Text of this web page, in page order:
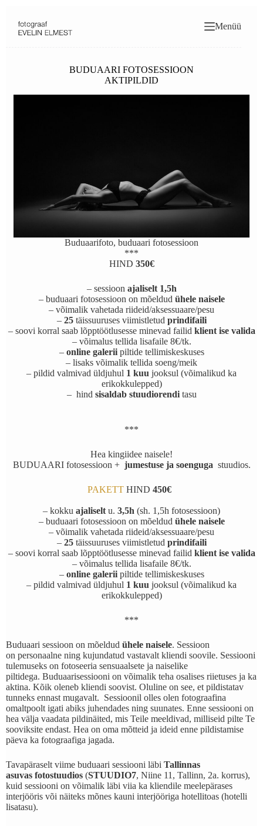
content
Menüü
BUDUAARI FOTOSESSIOON
AKTIPILDID
Buduaarifoto, buduaari fotosessioon
***
HIND 350€
– sessioon ajaliselt 1,5h
– buduaari fotosessioon on mõeldud ühele naisele
– võimalik vahetada riideid/aksessuaare/pesu
–25täissuuruses viimistletud prindifaili
– soovi korral saab lõpptöötlusesse minevad failid klient ise valida
– võimalus tellida lisafaile 8€/tk.
– online galeriipiltide tellimiskeskuses
– lisaks võimalik tellida soeng/meik
– pildid valmivad üldjuhul 1 kuu jooksul (võimalikud ka
erikokkulepped)
– hind sisaldab stuudiorenditasu
***
Hea kingiidee naisele!
BUDUAARI fotosessioon + jumestuse ja soenguga stuudios.
PAKETTHIND 450€
– kokku ajaliselt u. 3,5h (sh. 1,5h fotosessioon)
– buduaari fotosessioon on mõeldud ühele naisele
– võimalik vahetada riideid/aksessuaare/pesu
–25täissuuruses viimistletud prindifaili
– soovi korral saab lõpptöötlusesse minevad failid klient ise valida
– võimalus tellida lisafaile 8€/tk.
– online galeriipiltide tellimiskeskuses
– pildid valmivad üldjuhul 1 kuu jooksul (võimalikud ka
erikokkulepped)
***
Buduaari sessioon on mõeldud ühele naisele. Sessioon
on personaalne ning kujundatud vastavalt kliendi soovile. Sessiooni
tulemuseks on fotoseeria sensuaalsete ja naiselike
piltidega. Buduaarisessiooni on võimalik teha osalises riietuses ja ka
aktina. Kõik oleneb kliendi soovist. Oluline on see, et pildistatav
tunneks ennast mugavalt. Sessioonil olles olen fotograafina
omaltpoolt igati abiks juhendades ning suunates. Enne sessiooni on
hea välja vaadata pildinäited, mis Teile meeldivad, milliseid pilte Te
sooviksite endast. Hea on oma mõtteid ja ideid enne pildistamise
päeva ka fotograafiga jagada.
Tavapäraselt viime buduaari sessiooni läbi Tallinnas
asuvas fotostuudios (STUUDIO7, Niine 11, Tallinn, 2a. korrus),
kuid sessiooni on võimalik läbi viia ka kliendile meelepärases
interjööris või näiteks mõnes kauni interjööriga hotellitoas (hotelli
lisatasu).